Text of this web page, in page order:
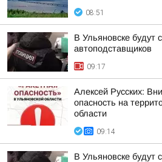
08:51
В Ульяновске будут
автоподставщиков
09:17
Алексей Русских:
опасность на
области
09:14
В Ульяновске будут